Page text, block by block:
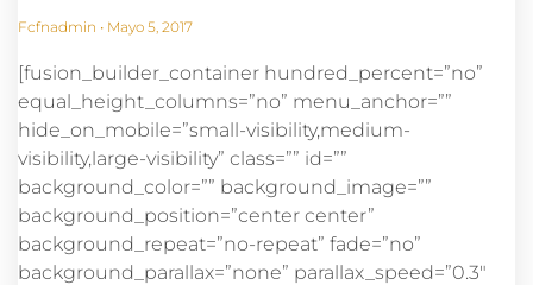
Fcfnadmin Mayo 5, 2017
[fusion_builder_container hundred_percent=”no”
equal_height_columns=”no” menu_anchor=””
hide_on_mobile=”small-visibility,medium-
visibility,large-visibility” class=”” id=””
background_color=”” background_image=””
background_position=”center center”
background_repeat=”no-repeat” fade=”no”
background_parallax=”none” parallax_speed=”0.3″